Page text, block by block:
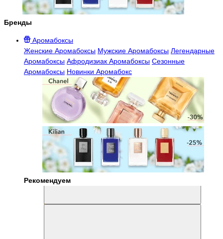
Бренды
Аромабоксы
Женские Аромабоксы Мужские Аромабоксы Легендарные
Аромабоксы Афродизиак Аромабоксы Сезонные
Аромабоксы Новинки Аромабокс
Рекомендуем